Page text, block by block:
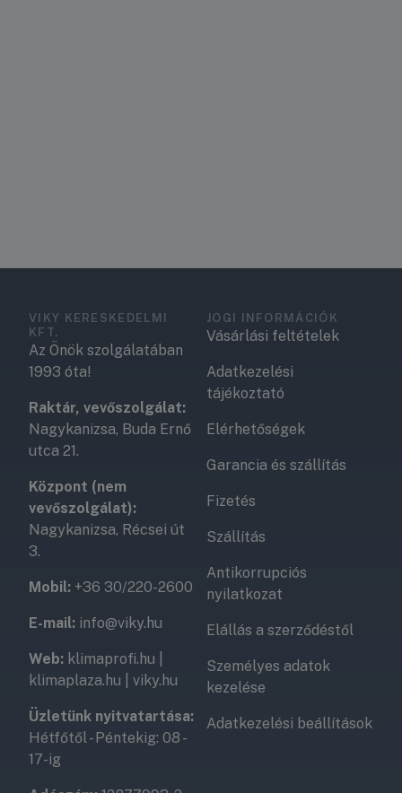
VIKY KERESKEDELMI
KFT.
Az Önök szolgálatában
1993 óta!
Raktár, vevőszolgálat:
Nagykanizsa, Buda Ernő
utca 21.
Központ (nem
vevőszolgálat):
Nagykanizsa, Récsei út
3.
Mobil: +36 30/220-2600
E-mail: info@viky.hu
Web: klimaprofi.hu
klimaplaza.hu
viky.hu
Üzletünk nyitvatartása:
Hétfőtől - Péntekig: 08 -
17-ig
JOGI INFORMÁCIÓK
Vásárlási feltételek
Adatkezelési
tájékoztató
Elérhetőségek
Garancia és szállítás
Fizetés
Szállítás
Antikorrupciós
nyilatkozat
Elállás a szerződéstől
Személyes adatok
kezelése
Adatkezelési beállítások